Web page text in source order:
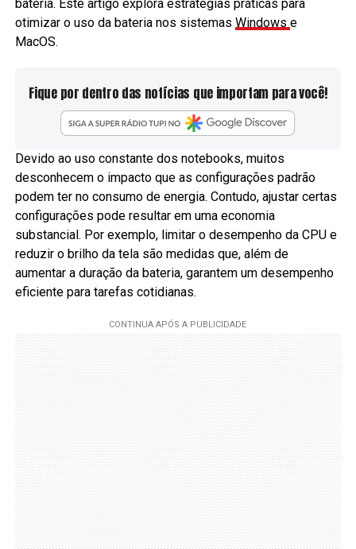
bateria. Este artigo explora estratégias práticas para
otimizar o uso da bateria nos sistemas Windows e
MacOS.
Fique por dentro das notícias que importam para você!
Devido ao uso constante dos notebooks, muitos
desconhecem o impacto que as configurações padrão
podem ter no consumo de energia. Contudo, ajustar certas
configurações pode resultar em uma economia
substancial. Por exemplo, limitar o desempenho da CPU e
reduzir o brilho da tela são medidas que, além de
aumentar a duração da bateria, garantem um desempenho
eficiente para tarefas cotidianas.